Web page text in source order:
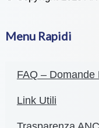
Menu Rapidi
FAQ – Domande
Link Utili